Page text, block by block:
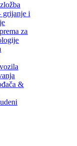
grijanje i
za
&